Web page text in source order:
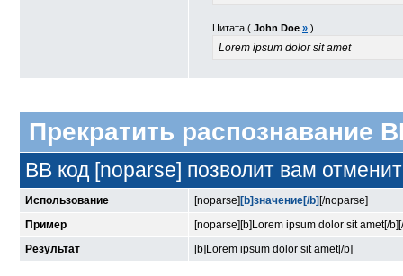
Цитата ( John Doe » )
Lorem ipsum dolor sit amet
Прекратить распознавание
BB код [noparse] позволит вам
Использование [noparse] [b]значение[/b] [/noparse]
Пример
[noparse][b]Lorem ipsum dolor sit amet[/
Результат
[b]Lorem ipsum dolor sit amet[/b]